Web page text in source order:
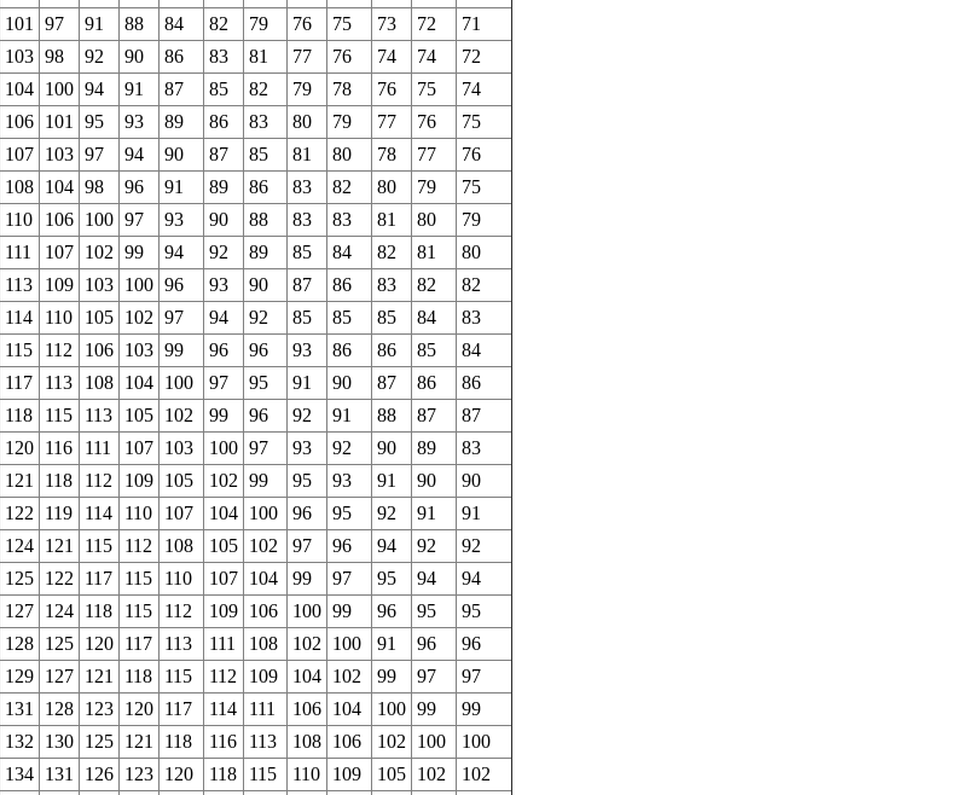
101 97 91 88 84 82 79 76 75 73 72
71
103 98 92 90 86 83 81 77 76 74 74
72
104 100 94 91 87 85 82 79 78 76 75
74
106 101 95 93 89 86 83 80 79 77 76
75
107 103 97 94 90 87 85 81 80 78 77
76
108 104 98 96 91 89 86 83 82 80 79
75
110 106 100 97 93 90 88 83 83 81 80
79
111 107 102 99 94 92 89 85 84 82 81
80
113 109 103 100 96 93 90 87 86 83 82
82
114 110 105 102 97 94 92 85 85 85 84
83
115 112 106 103 99 96 96 93 86 86 85
84
117 113 108 104 100 97 95 91 90 87 86
86
118 115 113 105 102 99 96 92 91 88 87
87
120 116 111 107 103 100 97 93 92 90 89
83
121 118 112 109 105 102 99 95 93 91 90
90
122 119 114 110 107 104 100 96 95 92 91
91
124 121 115 112 108 105 102 97 96 94 92
92
125 122 117 115 110 107 104 99 97 95 94
94
127 124 118 115 112 109 106 100 99 96 95
95
128 125 120 117 113 111 108 102 100 91 96
96
129 127 121 118 115 112 109 104 102 99 97
97
131 128 123 120 117 114 111 106 104 100 99
99
132 130 125 121 118 116 113 108 106 102 100
100
134 131 126 123 120 118 115 110 109 105 102
102